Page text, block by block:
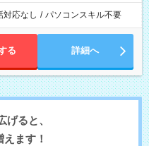
対応なし / パソコンスキル不要
る 詳細へ
げると、
えます！